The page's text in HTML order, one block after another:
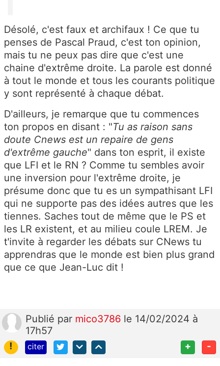
Désolé, c'est faux et archifaux ! Ce que tu
penses de Pascal Praud, c'est ton opinion,
mais tu ne peux pas dire que c'est une
chaine d'extrême droite. La parole est donné
à tout le monde et tous les courants politique
y sont représenté à chaque débat.
D'ailleurs, je remarque que tu commences
ton propos en disant : "Tu as raison sans
doute Cnews est un repaire de gens
d'extrême gauche" dans ton esprit, il existe
que LFI et le RN ? Comme tu sembles avoir
une inversion pour l'extrême droite, je
présume donc que tu es un sympathisant LFI
qui ne supporte pas des idées autres que les
tiennes. Saches tout de même que le PS et
les LR existent, et au milieu coule LREM. Je
t'invite à regarder les débats sur CNews tu
apprendras que le monde est bien plus grand
que ce que Jean-Luc dit !
Publié par mico3786 le 14/02/2024 à
17h57
!
citer + -